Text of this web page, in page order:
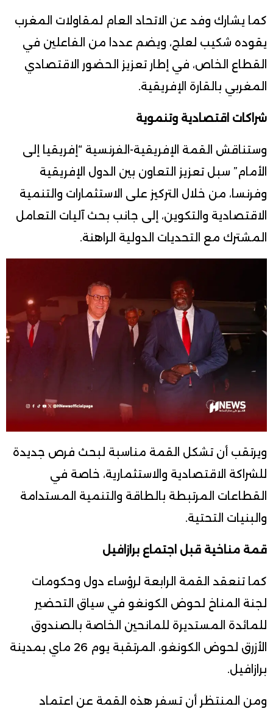
كما يشارك وفد عن الاتحاد العام لمقاولات المغرب
يقوده شكيب لعلج، ويضم عددا من الفاعلين في
القطاع الخاص، في إطار تعزيز الحضور الاقتصادي
المغربي بالقارة الإفريقية.
شراكات اقتصادية وتنموية
وستناقش القمة الإفريقية-الفرنسية “إفريقيا إلى
الأمام” سبل تعزيز التعاون بين الدول الإفريقية
وفرنسا، من خلال التركيز على الاستثمارات والتنمية
الاقتصادية والتكوين، إلى جانب بحث آليات التعامل
المشترك مع التحديات الدولية الراهنة.
ويرتقب أن تشكل القمة مناسبة لبحث فرص جديدة
للشراكة الاقتصادية والاستثمارية، خاصة في
القطاعات المرتبطة بالطاقة والتنمية المستدامة
والبنيات التحتية.
قمة مناخية قبل اجتماع برازافيل
كما تنعقد القمة الرابعة لرؤساء دول وحكومات
لجنة المناخ لحوض الكونغو في سياق التحضير
للمائدة المستديرة للمانحين الخاصة بالصندوق
الأزرق لحوض الكونغو، المرتقبة يوم 26 ماي بمدينة
برازافيل.
ومن المنتظر أن تسفر هذه القمة عن اعتماد